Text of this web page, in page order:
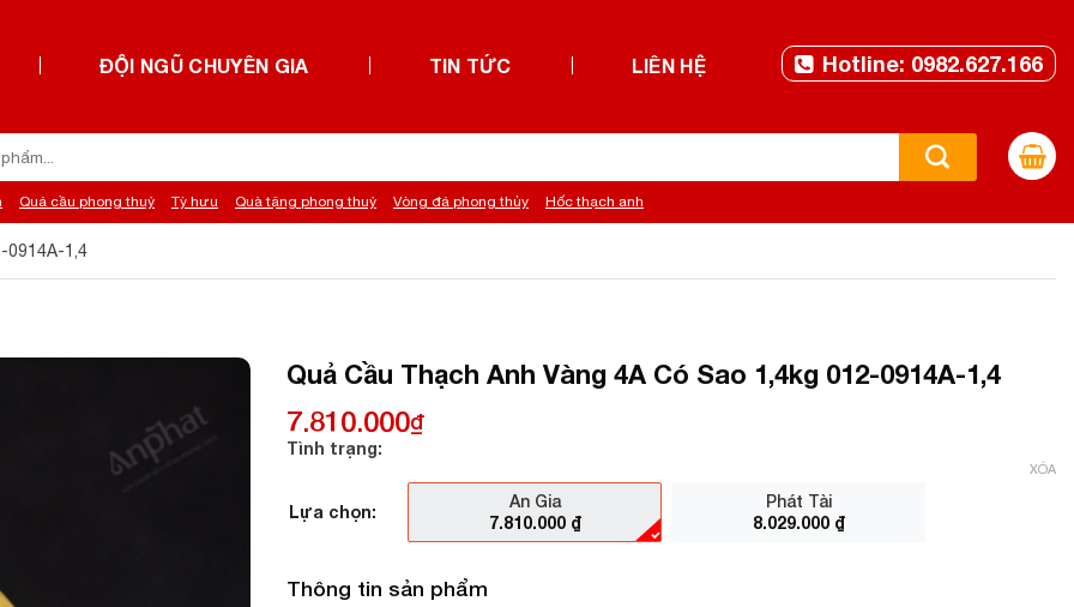
ĐỘI NGŨ CHUYÊN GIA TIN TỨC LIÊN HỆ Hotline: 0982.627.166
Quả cầu phong thuỷ Tỳ hưu Quà tặng phong thuỷ Vòng đá phong thủy Hốc thạch anh
0914A-1,4
Quả Cầu Thạch Anh Vàng 4A Có Sao 1,4kg 012-0914A-1,4
7.810.000₫
Tình trạng:
Lựa chọn:
An Gia
7.810.000 ₫
Phát Tài
8.029.000 ₫
XÓA
Thông tin sản phẩm